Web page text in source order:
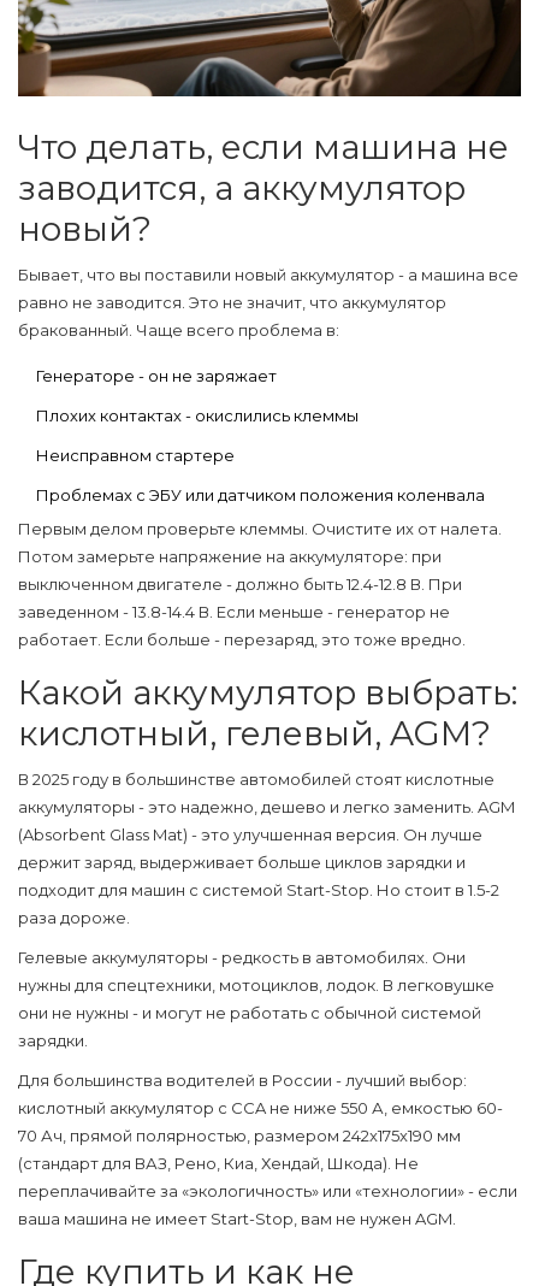
Что делать, если машина не
заводится, а аккумулятор
новый?
Бывает, что вы поставили новый аккумулятор - а машина все
равно не заводится. Это не значит, что аккумулятор
бракованный. Чаще всего проблема в:
Генераторе - он не заряжает
Плохих контактах - окислились клеммы
Неисправном стартере
Проблемах с ЭБУ или датчиком положения коленвала
Первым делом проверьте клеммы. Очистите их от налета.
Потом замерьте напряжение на аккумуляторе: при
выключенном двигателе - должно быть 12.4-12.8 В. При
заведенном - 13.8-14.4 В. Если меньше - генератор не
работает. Если больше - перезаряд, это тоже вредно.
Какой аккумулятор выбрать:
кислотный, гелевый, AGM?
В 2025 году в большинстве автомобилей стоят кислотные
аккумуляторы - это надежно, дешево и легко заменить. AGM
(Absorbent Glass Mat) - это улучшенная версия. Он лучше
держит заряд, выдерживает больше циклов зарядки и
подходит для машин с системой Start-Stop. Но стоит в 1.5-2
раза дороже.
Гелевые аккумуляторы - редкость в автомобилях. Они
нужны для спецтехники, мотоциклов, лодок. В легковушке
они не нужны - и могут не работать с обычной системой
зарядки.
Для большинства водителей в России - лучший выбор:
кислотный аккумулятор с CCA не ниже 550 А, емкостью 60-
70 Ач, прямой полярностью, размером 242x175x190 мм
(стандарт для ВАЗ, Рено, Киа, Хендай, Шкода). Не
переплачивайте за «экологичность» или «технологии» - если
ваша машина не имеет Start-Stop, вам не нужен AGM.
Где купить и как не